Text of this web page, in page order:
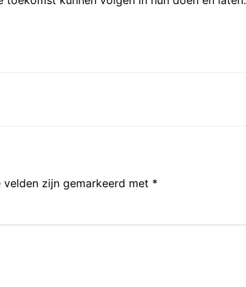
velden zijn gemarkeerd met *